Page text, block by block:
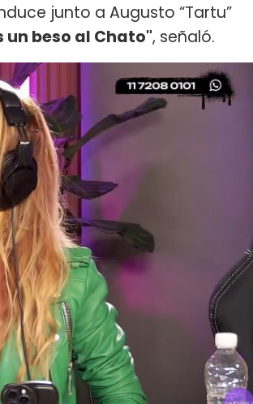
junto a Augusto “Tartu”
un beso al Chato", señaló.